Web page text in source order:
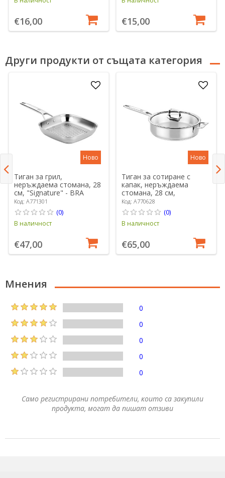
€16,00 €15,00
Други продукти от същата категория
Ново
Тиган за грил,
неръждаема стомана, 28
см, "Signature" - BRA
Код: A771301
(0)
В наличност
€47,00
Ново
Тиган за сотиране с
капак, неръждаема
стомана, 28 см,
"Signature" - BRA
Код: A770628
(0)
В наличност
€65,00
Мнения
0
0
0
0
0
Само регистрирани потребители, които са закупили
продукта, могат да пишат отзиви